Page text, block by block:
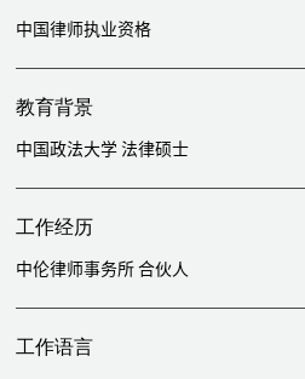
中国律师执业资格
教育背景
中国政法大学 法律硕士
工作经历
中伦律师事务所 合伙人
工作语言